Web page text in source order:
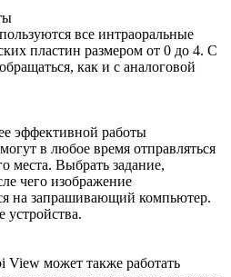
все интраоральные
пластин размером от 0 до 4. С
как и с аналоговой
эффективной работы
в любое время отправляться
места. Выбрать задание,
чего изображение
на запрашивающий компьютер.
устройства.
View может также работать